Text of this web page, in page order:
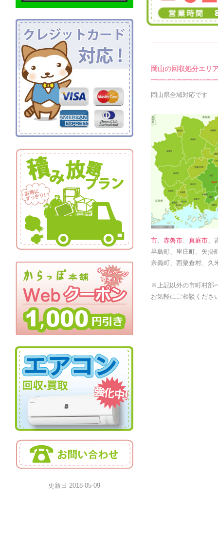
岡山の回収処分エリ
岡山県全域対応です
市、 赤磐市、 真庭市、
早島町、里庄町、矢掛
奈義町、西粟倉村、久
※上記以外の市町村部
お気軽にご相談くださ
更新日2018-05-09